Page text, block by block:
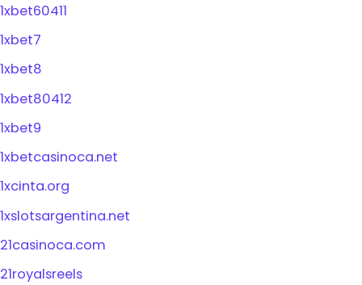
1xbet60411
1xbet7
1xbet8
1xbet80412
1xbet9
1xbetcasinoca.net
1xcinta.org
1xslotsargentina.net
21casinoca.com
21royalsreels